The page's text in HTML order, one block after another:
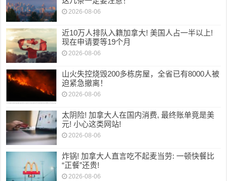
2026-08-06
近10万人排队入籍加拿大! 美国人占一半以上!
现在申请要等19个月
2026-08-06
山火失控烧毁200多栋房屋，全省已有8000人被
迫紧急撤离！
2026-08-06
太阴险! 加拿大人在国内消费, 最终账单竟是美
元! 小心这类网站!
2026-08-06
炸锅! 加拿大人直言吃不起麦当劳: 一顿快餐比
“正餐”还贵!
2026-08-06